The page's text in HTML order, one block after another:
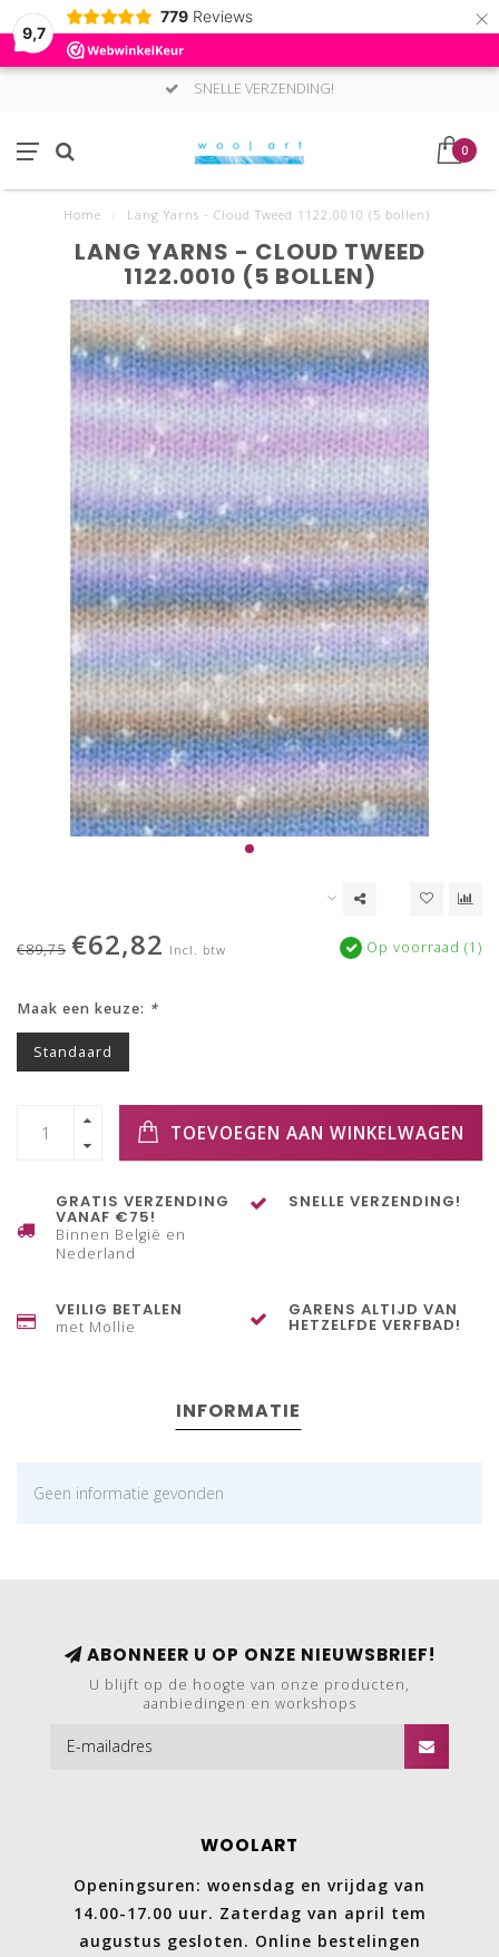
9,7
779 Reviews ×
SNELLE VERZENDING!
0
Home Lang Yarns - Cloud Tweed 1122.0010 (5 bollen)
LANG YARNS - CLOUD TWEED
1122.0010 (5 BOLLEN)
€89,75 €62,82 Incl. btw Op voorraad (1)
Maak een keuze: *
Standaard
TOEVOEGEN AAN WINKELWAGEN
GRATIS VERZENDING
VANAF €75!
Binnen België en
Nederland
SNELLE VERZENDING!
VEILIG BETALEN
met Mollie
GARENS ALTIJD VAN
HETZELFDE VERFBAD!
INFORMATIE
Geen informatie gevonden
ABONNEER U OP ONZE NIEUWSBRIEF!
U blijft op de hoogte van onze producten,
aanbiedingen en workshops
WOOLART
Openingsuren: woensdag en vrijdag van
14.00-17.00 uur. Zaterdag van april tem
augustus gesloten. Online bestelingen